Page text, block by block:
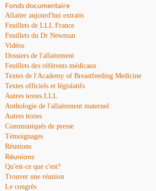
Fonds documentaire
Allaiter aujourd'hui extraits
Feuillets de LLL France
Feuillets du Dr Newman
Vidéos
Dossiers de l'allaitement
Feuillets des référents médicaux
Textes de l'Academy of Breastfeeding Medicine
Textes officiels et législatifs
Autres textes LLL
Anthologie de l'allaitement maternel
Autres textes
Communiqués de presse
Témoignages
Réunions
Réunions
Qu'est-ce que c'est?
Trouver une réunion
Le congrès